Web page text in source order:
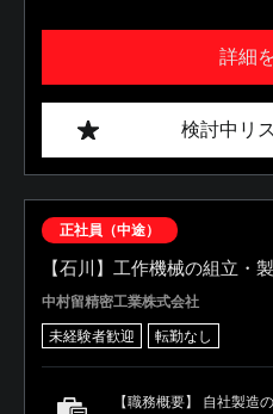
詳細
検討中リ
正社員（中途）
【石川】工作機械の組立・
中村留精密工業株式会社
未経験者歓迎 転勤なし
【職務概要】 自社製造